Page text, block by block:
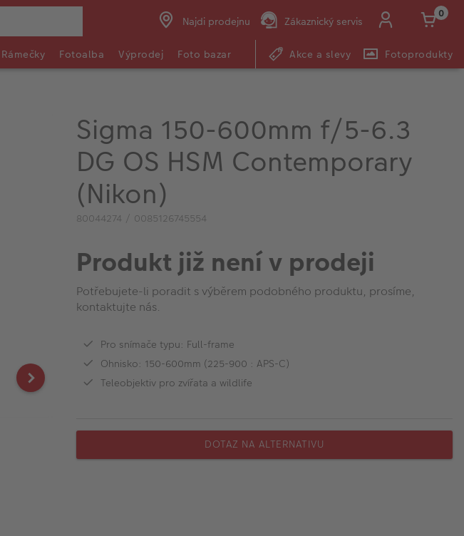
Najdi prodejnu Zákaznický servis
0
Rámečky Fotoalba Výprodej Foto bazar Akce a slevy Fotoprodukty
Sigma 150-600mm f/5-6.3
DG OS HSM Contemporary
(Nikon)
80044274 / 0085126745554
Produkt již není v prodeji
Potřebujete-li poradit s výběrem podobného produktu, prosíme,
kontaktujte nás.
Pro snímače typu: Full-frame
Ohnisko: 150-600mm (225-900 : APS-C)
Teleobjektiv pro zvířata a wildlife
DOTAZ NA ALTERNATIVU